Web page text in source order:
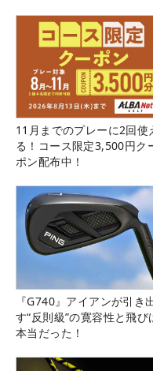
11月までのプレーに2回使
る！コース限定3,500円ク
ポン配布中！
『G740』アイアンが引き
す“反則級”の寛容性と飛び
本当だった！